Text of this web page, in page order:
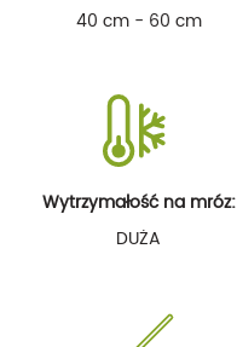
40 cm - 60 cm
Wytrzymałość na mróz:
DUŻA